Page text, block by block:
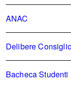
ANAC
Delibere
Bacheca Studenti